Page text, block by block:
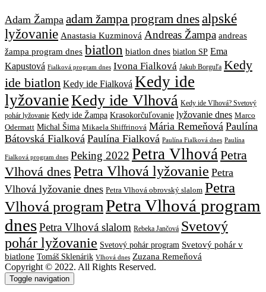
Adam Žampa adam žampa program dnesalpské
lyžovanie Anastasia Kuzminová Andreas Žampa andreas
žampa program dnes biatlon biatlon dnes biatlon SP Ema
Kapustová Fialková program dnes Ivona Fialková Jakub Borguľa Kedy
ide biatlon Kedy ide Fialková Kedy ide
lyžovanieKedy ide Vlhová Kedy ide Vlhová? Svetový
pohár lyžovanie Kedy ide Žampa Krasokorčuľovanie lyžovanie dnes Marco
Odermatt Michal Šima Mikaela Shiffrinová Mária Remeňová Paulína
Bátovská Fialková Paulína Fialková Paulína Fialková dnes Paulína
Fialková program dnes Peking 2022 Petra Vlhová Petra
Vlhová dnes Petra Vlhová lyžovanie Petra
Vlhová lyžovanie dnes Petra Vlhová obrovský slalom Petra
Vlhová programPetra Vlhová program
dnesPetra Vlhová slalom Rebeka Jančová Svetový
pohár lyžovanie Svetový pohár program Svetový pohár v
biatlone Tomáš Sklenárik Vlhová dnes Zuzana Remeňová
Copyright © 2022. All Rights Reserved.
Toggle navigation